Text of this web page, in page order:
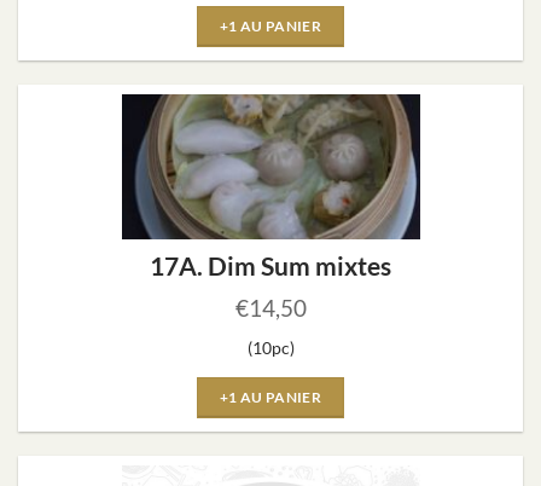
+1 AU PANIER
17A. Dim Sum mixtes
€14,50
(10pc)
+1 AU PANIER